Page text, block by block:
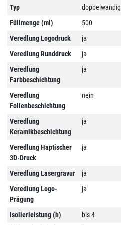
Typ
doppelwandig
Füllmenge (ml)
500
Veredlung Logodruck
ja
Veredlung Runddruck
ja
Veredlung
Farbbeschichtung
ja
Veredlung
Folienbeschichtung
nein
Veredlung
Keramikbeschichtung
ja
Veredlung Haptischer
3D-Druck
ja
Veredlung Lasergravur
ja
Veredlung Logo-
Prägung
ja
Isolierleistung (h)
bis 4